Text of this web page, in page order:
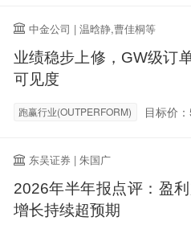
中金公司 | 温晗静,曹佳桐等
业绩稳步上修，GW级订
可见度
跑赢行业(OUTPERFORM) 目标价
东吴证券 | 朱国广
2026年半年报点评：盈
增长持续超预期